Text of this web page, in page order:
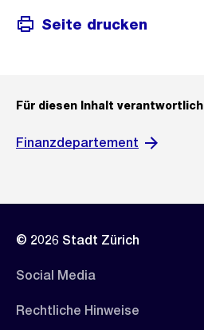
Seite drucken
Für diesen Inhalt verantwortlich
Finanzdepartement
© 2026 Stadt Zürich
Social Media
Rechtliche Hinweise